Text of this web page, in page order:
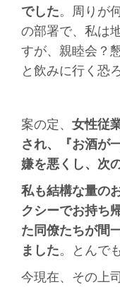
でした。周りが
の部署で、私は
すが、親睦会？
と飲みに行く恐
案の定、 女性従
され、『お酒が
嫌を悪くし、次
私も結構な量の
クシーでお持ち
た同僚たちが間
ました。とんで
今現在、その上